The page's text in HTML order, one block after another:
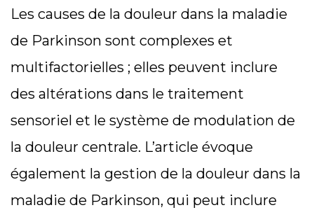
Les causes de la douleur dans la maladie
de Parkinson sont complexes et
multifactorielles ; elles peuvent inclure
des altérations dans le traitement
sensoriel et le système de modulation de
la douleur centrale. L’article évoque
également la gestion de la douleur dans la
maladie de Parkinson, qui peut inclure